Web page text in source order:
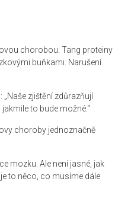
chorobou. Tang proteiny
buňkami. Narušení
„Naše zjištění zdůrazňují
to bude možné.“
choroby jednoznačně
mozku. Ale není jasné, jak
to něco, co musíme dále